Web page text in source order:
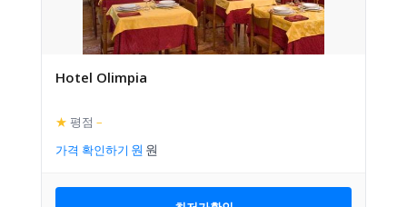
Hotel Olimpia
★ 평점 –
가격 확인하기